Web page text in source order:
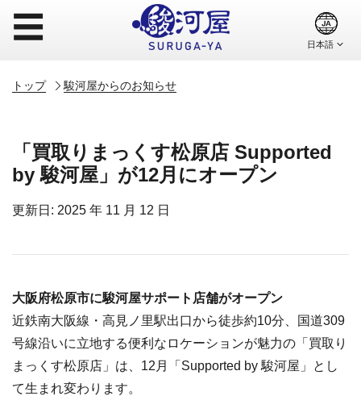
☰
トップ 駿河屋からのお知らせ
「買取りまっくす松原店 Supported
by 駿河屋」が12月にオープン
更新日: 2025 年 11 月 12 日
大阪府松原市に駿河屋サポート店舗がオープン
近鉄南大阪線・高見ノ里駅出口から徒歩約10分、国道309
号線沿いに立地する便利なロケーションが魅力の「買取り
まっくす松原店」は、12月「Supported by 駿河屋」とし
て生まれ変わります。